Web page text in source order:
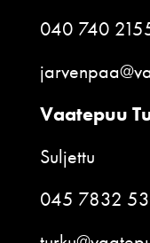
040 740
Vaatepuu
Suljettu
045 7832